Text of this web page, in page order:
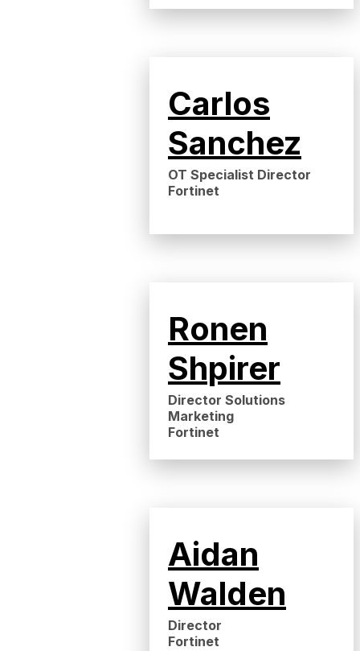
Carlos
Sanchez
OT Specialist Director
Fortinet
Ronen
Shpirer
Director Solutions
Marketing
Fortinet
Aidan
Walden
Director
Fortinet